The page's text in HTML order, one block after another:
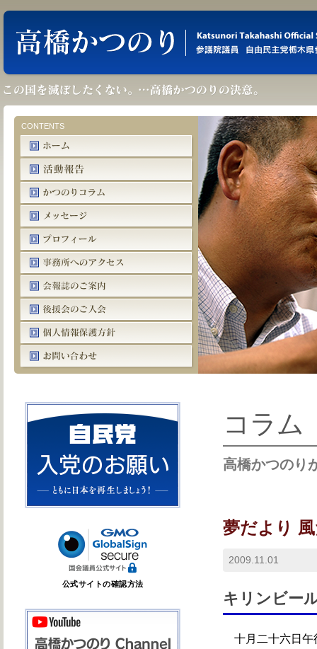
CONTENTS
コラム
高橋かつのり
夢だより
2009.11.01
キリンビー
十月二十六日午
公式サイトの確認方法